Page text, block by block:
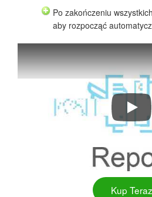
Po zakończeniu
aby rozpocząć
Jak
Kup Teraz